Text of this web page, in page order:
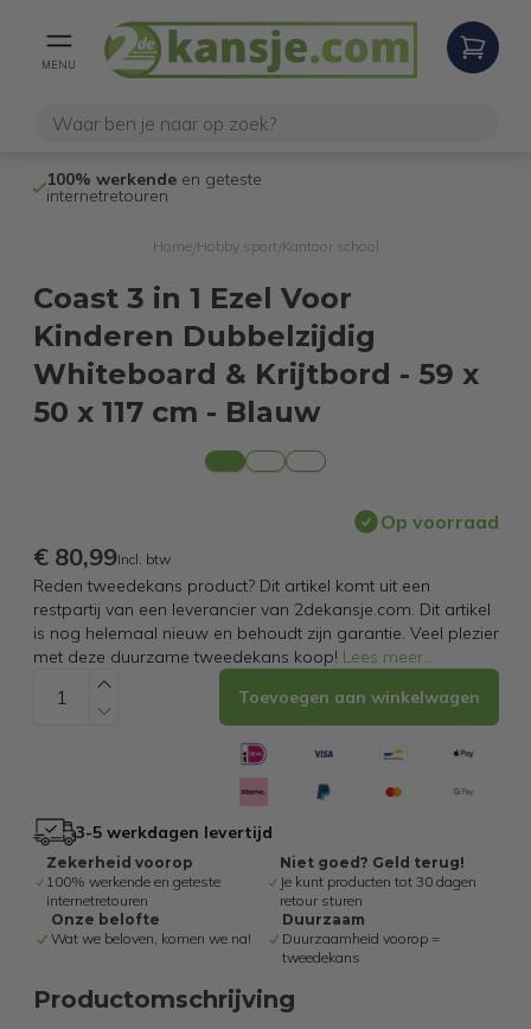
MENU
100% werkende en geteste
internetretouren
Home/ Hobby sport Kantoor school
Coast 3 in 1 Ezel Voor
Kinderen Dubbelzijdig
Whiteboard & Krijtbord - 59 x
50 x 117 cm - Blauw
Op voorraad
€ 80,99Incl. btw
Reden tweedekans product? Dit artikel komt uit een
restpartij van een leverancier van 2dekansje.com. Dit artikel
is nog helemaal nieuw en behoudt zijn garantie. Veel plezier
met deze duurzame tweedekans koop! Lees meer...
Toevoegen aan winkelwagen
3-5 werkdagen levertijd
Zekerheid voorop
100% werkende en geteste
internetretouren
Niet goed? Geld terug!
Je kunt producten tot 30 dagen
retour sturen
Onze belofte
Wat we beloven, komen we na!
Duurzaam
Duurzaamheid voorop =
tweedekans
Productomschrijving